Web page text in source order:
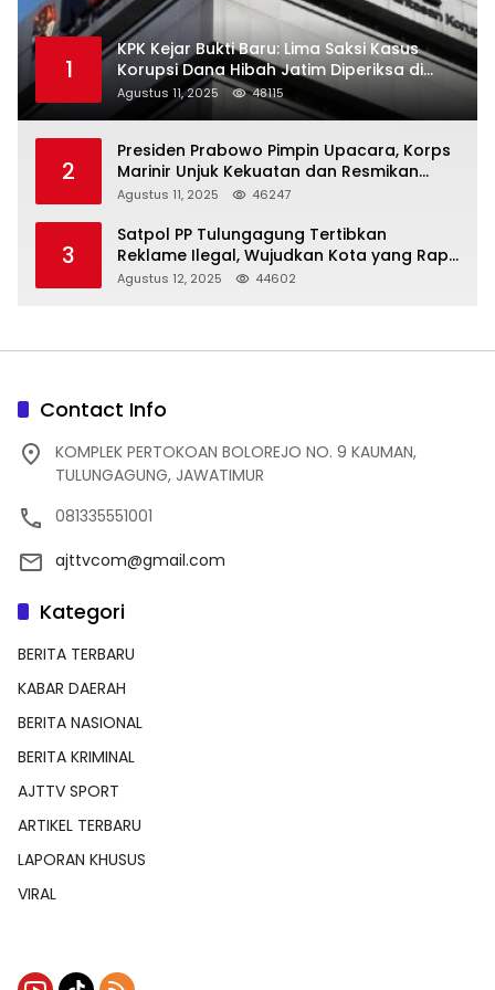
1
KPK Kejar Bukti Baru: Lima Saksi Kasus
Korupsi Dana Hibah Jatim Diperiksa di
Trenggalek
Agustus 11, 2025 48115
2
Presiden Prabowo Pimpin Upacara, Korps
Marinir Unjuk Kekuatan dan Resmikan
Struktur Baru
Agustus 11, 2025 46247
3
Satpol PP Tulungagung Tertibkan
Reklame Ilegal, Wujudkan Kota yang Rapi
dan Indah
Agustus 12, 2025 44602
Contact Info
KOMPLEK PERTOKOAN BOLOREJO NO. 9 KAUMAN,
TULUNGAGUNG, JAWATIMUR
081335551001
ajttvcom@gmail.com
Kategori
BERITA TERBARU
KABAR DAERAH
BERITA NASIONAL
BERITA KRIMINAL
AJTTV SPORT
ARTIKEL TERBARU
LAPORAN KHUSUS
VIRAL